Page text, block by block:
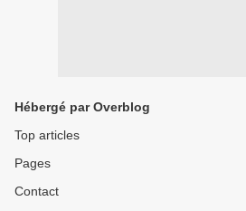
Hébergé par Overblog
Top articles
Pages
Contact